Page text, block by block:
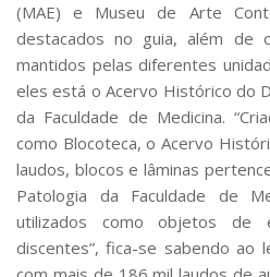
(MAE) e Museu de Arte
destacados no guia, além de
mantidos pelas diferentes
eles está o Acervo Histórico do
da Faculdade de Medicina.
como Blocoteca, o Acervo
laudos, blocos e lâminas
Patologia da Faculdade de
utilizados como objetos de
discentes”, fica-se sabendo ao